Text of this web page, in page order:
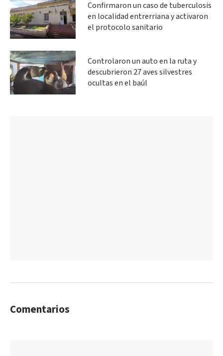
Confirmaron un caso de tuberculosis
en localidad entrerriana y activaron
el protocolo sanitario
Controlaron un auto en la ruta y
descubrieron 27 aves silvestres
ocultas en el baúl
Comentarios